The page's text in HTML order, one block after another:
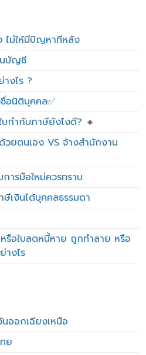
ไม่ให้มีปัญหาทีหลัง
นบัญชี
างไร ?
อนิติบุคคล✅
กำกับภาษียังไงดี? 🔸
วยตนเอง VS จ้างสำนักงาน
ารมือใหม่ควรทราบ
ษีเงินได้บุคคลธรรมดา
รือใบลดหนี้หาย ถูกทำลาย หรือ
างไร
ออกเฉียงเหนือ
ย